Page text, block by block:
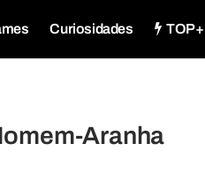
Curiosidades TOP+
Aranha